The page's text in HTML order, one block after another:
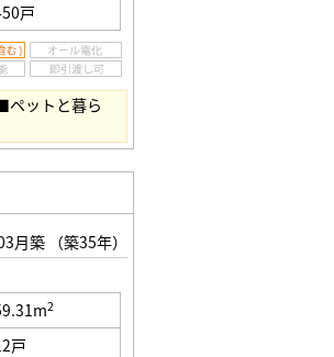
戸
ットと暮ら
月築
（築35年）
2
戸